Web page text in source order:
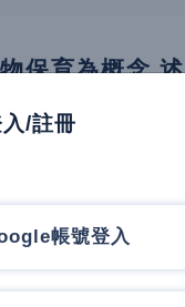
保育為概念 述
行的重要方向，多
許多台灣人心中重
/註冊
帳號登入